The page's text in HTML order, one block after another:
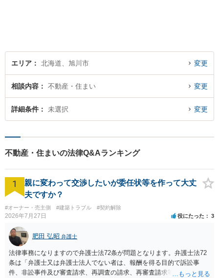
エリア 北海道、旭川市 変更
相談内容 不動産・住まい 変更
詳細条件 未選択 変更
不動産・住まいの法律Q&Aランキング
1
親に変わって交渉したいが委任状等を作って大丈
夫ですか？
#オーナー・売主側 #建築トラブル #契約解除
2026年7月27日 役にたった 3
肥田 弘昭 弁護士
法律事務になりますので弁護士法72条が問題となります。弁護士法72
条は「弁護士又は弁護士法人でない者は、報酬を得る目的で訴訟事
件、非訟事件及び審査請求、再調査の請求、再審査請求等行政庁に対